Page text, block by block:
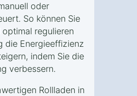
oder
So können Sie
regulieren
die Energieeffizienz
indem Sie die
verbessern.
Rollladen in